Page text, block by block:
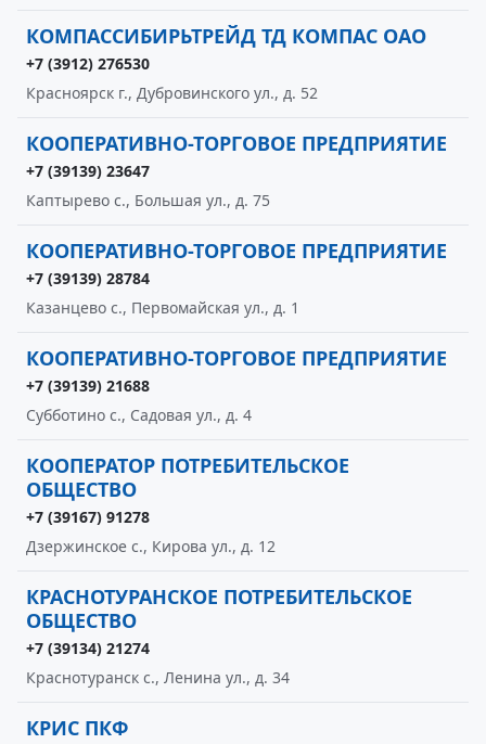
КОМПАССИБИРЬТРЕЙД ТД КОМПАС ОАО
+7 (3912) 276530
Красноярск г., Дубровинского ул., д. 52
КООПЕРАТИВНО-ТОРГОВОЕ ПРЕДПРИЯТИЕ
+7 (39139) 23647
Каптырево с., Большая ул., д. 75
КООПЕРАТИВНО-ТОРГОВОЕ ПРЕДПРИЯТИЕ
+7 (39139) 28784
Казанцево с., Первомайская ул., д. 1
КООПЕРАТИВНО-ТОРГОВОЕ ПРЕДПРИЯТИЕ
+7 (39139) 21688
Субботино с., Садовая ул., д. 4
КООПЕРАТОР ПОТРЕБИТЕЛЬСКОЕ
ОБЩЕСТВО
+7 (39167) 91278
Дзержинское с., Кирова ул., д. 12
КРАСНОТУРАНСКОЕ ПОТРЕБИТЕЛЬСКОЕ
ОБЩЕСТВО
+7 (39134) 21274
Краснотуранск с., Ленина ул., д. 34
КРИС ПКФ